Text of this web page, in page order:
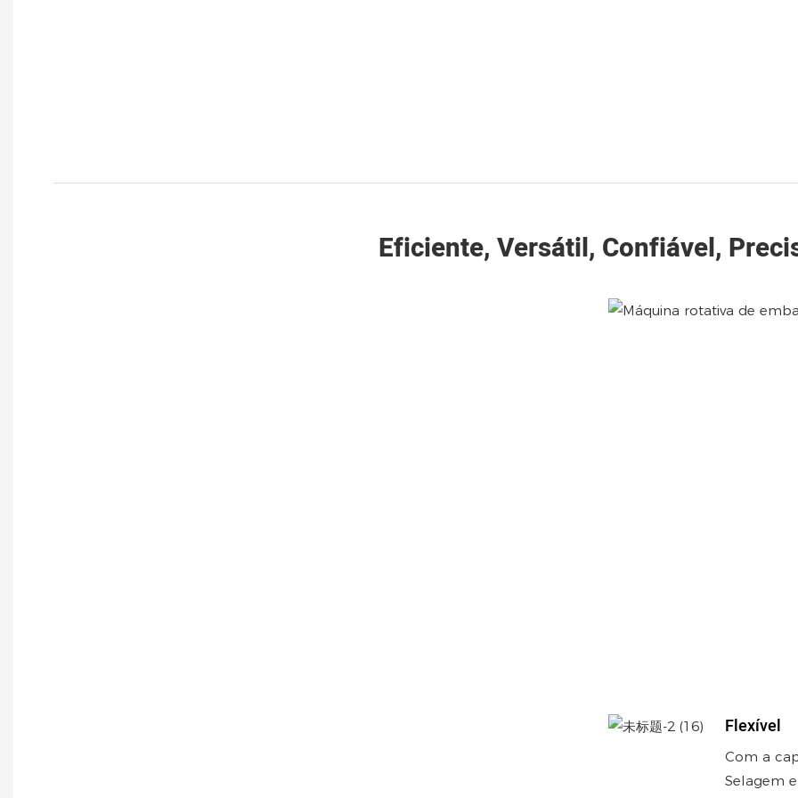
Eficiente, Versátil, Confiável,
Flexível
Com a
Selagem